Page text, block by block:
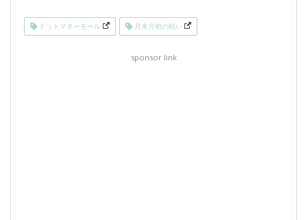
ドットマネーモール 月末月初の戦い
sponsor link